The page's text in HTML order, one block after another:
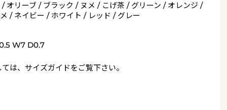
/ オリーブ / ブラック / ヌメ / こげ茶 / グリーン / オレンジ /
/ ネイビー / ホワイト / レッド / グレー
W7 D0.7
は、 サイズガイドをご覧下さい。